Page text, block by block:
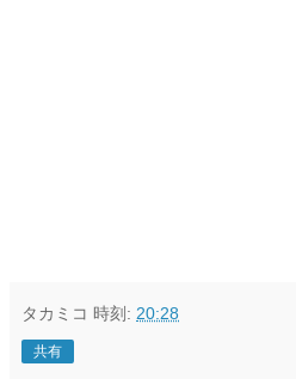
タカミコ 時刻: 20:28
共有